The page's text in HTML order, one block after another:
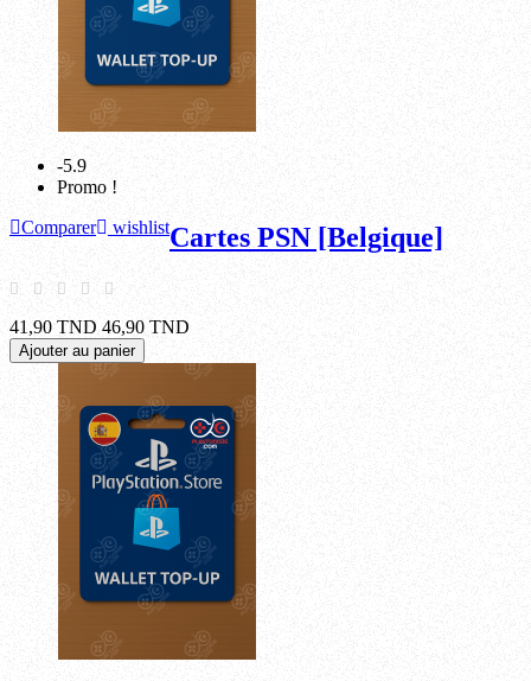
-5.9
Promo !
Comparer
wishlistCartes PSN [Belgique]
41,90 TND 46,90 TND
Ajouter au panier